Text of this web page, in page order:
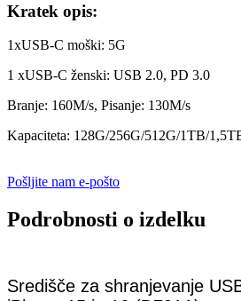
Kratek opis:
1xUSB-C moški: 5G
1 xUSB-C ženski: USB 2.0, PD 3.0
Branje: 160M/s, Pisanje: 130M/s
Kapaciteta: 128G/256G/512G/1TB/
Pošljite nam e-pošto
Podrobnosti o izdelku
Središče za shranjevanje